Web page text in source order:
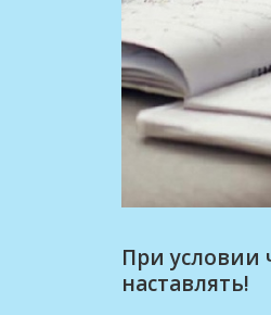
При условии
наставлять!